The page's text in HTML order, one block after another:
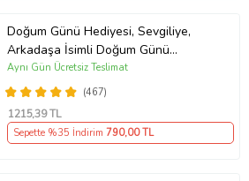
Doğum Günü Hediyesi, Sevgiliye,
Arkadaşa İsimli Doğum Günü
Hediyesi, Kişiye Özel Balon Kalpler
Kişiye Özel 3D Led Lamba
(467)
Aynı Gün Ücretsiz Teslimat
1215,39 TL
Sepette %35 İndirim 790,00 TL